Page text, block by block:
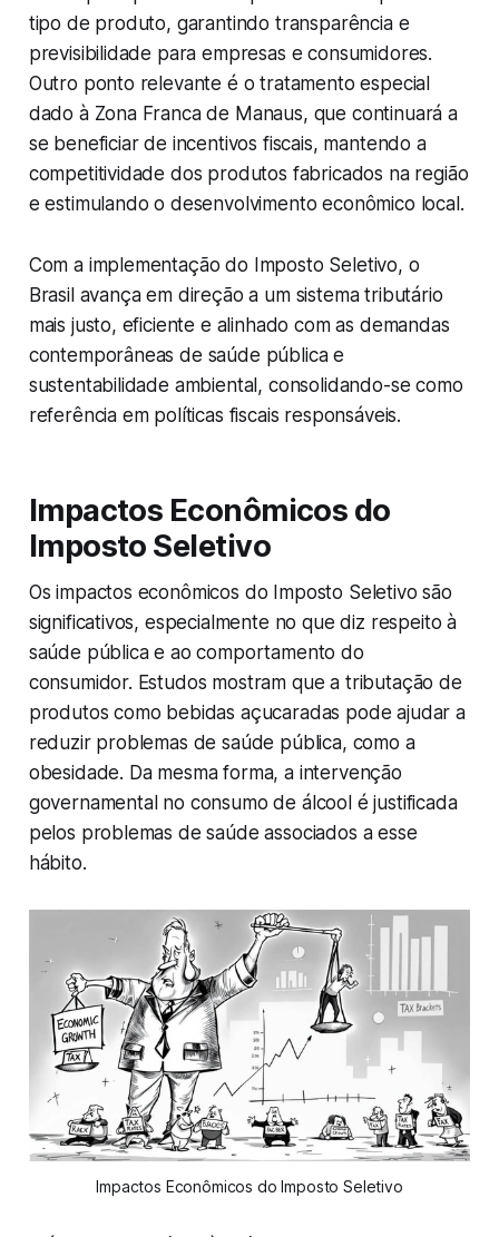
tipo de produto, garantindo transparência e
previsibilidade para empresas e consumidores.
Outro ponto relevante é o tratamento especial
dado à Zona Franca de Manaus, que continuará a
se beneficiar de incentivos fiscais, mantendo a
competitividade dos produtos fabricados na região
e estimulando o desenvolvimento econômico local.
Com a implementação do Imposto Seletivo, o
Brasil avança em direção a um sistema tributário
mais justo, eficiente e alinhado com as demandas
contemporâneas de saúde pública e
sustentabilidade ambiental, consolidando-se como
referência em políticas fiscais responsáveis.
Impactos Econômicos do
Imposto Seletivo
Os impactos econômicos do Imposto Seletivo são
significativos, especialmente no que diz respeito à
saúde pública e ao comportamento do
consumidor. Estudos mostram que a tributação de
produtos como bebidas açucaradas pode ajudar a
reduzir problemas de saúde pública, como a
obesidade. Da mesma forma, a intervenção
governamental no consumo de álcool é justificada
pelos problemas de saúde associados a esse
hábito.
Impactos Econômicos do Imposto Seletivo